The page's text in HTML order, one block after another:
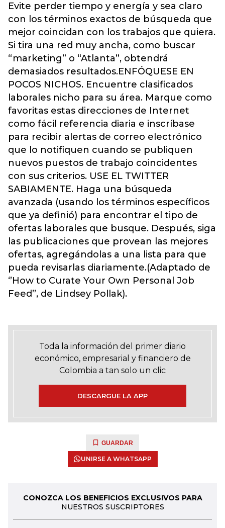
Evite perder tiempo y energía y sea claro
con los términos exactos de búsqueda que
mejor coincidan con los trabajos que quiera.
Si tira una red muy ancha, como buscar
“marketing” o “Atlanta”, obtendrá
demasiados resultados.ENFÓQUESE EN
POCOS NICHOS. Encuentre clasificados
laborales nicho para su área. Marque como
favoritas estas direcciones de Internet
como fácil referencia diaria e inscríbase
para recibir alertas de correo electrónico
que lo notifiquen cuando se publiquen
nuevos puestos de trabajo coincidentes
con sus criterios. USE EL TWITTER
SABIAMENTE. Haga una búsqueda
avanzada (usando los términos específicos
que ya definió) para encontrar el tipo de
ofertas laborales que busque. Después, siga
las publicaciones que provean las mejores
ofertas, agregándolas a una lista para que
pueda revisarlas diariamente.(Adaptado de
‘’How to Curate Your Own Personal Job
Feed’’, de Lindsey Pollak).
Toda la información del primer diario
económico, empresarial y financiero de
Colombia a tan solo un clic
DESCARGUE LA APP
GUARDAR
UNIRSE A WHATSAPP
CONOZCA LOS BENEFICIOS EXCLUSIVOS PARA
NUESTROS SUSCRIPTORES